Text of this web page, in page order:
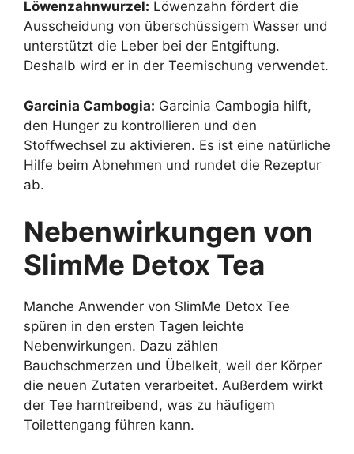
Löwenzahnwurzel: Löwenzahn fördert die
Ausscheidung von überschüssigem Wasser und
unterstützt die Leber bei der Entgiftung.
Deshalb wird er in der Teemischung verwendet.
Garcinia Cambogia: Garcinia Cambogia hilft,
den Hunger zu kontrollieren und den
Stoffwechsel zu aktivieren. Es ist eine natürliche
Hilfe beim Abnehmen und rundet die Rezeptur
ab.
Nebenwirkungen von
SlimMe Detox Tea
Manche Anwender von SlimMe Detox Tee
spüren in den ersten Tagen leichte
Nebenwirkungen. Dazu zählen
Bauchschmerzen und Übelkeit, weil der Körper
die neuen Zutaten verarbeitet. Außerdem wirkt
der Tee harntreibend, was zu häufigem
Toilettengang führen kann.